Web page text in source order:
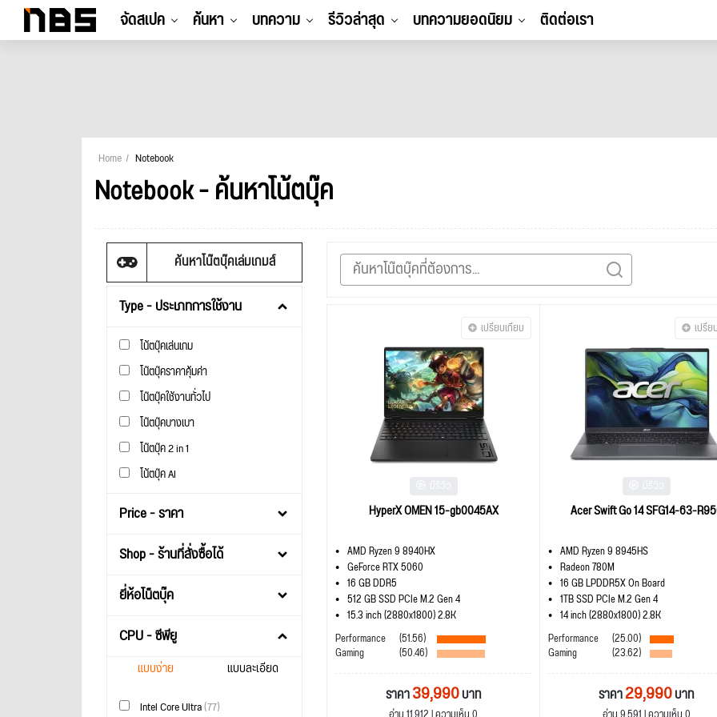
จัดสเปค ค้นหา บทความ รีวิวล่าสุด บทความยอดนิยม ติดต่อเรา
Home Notebook
Notebook - ค้นหาโน้ตบุ๊ค
ค้นหาโน๊ตบุ๊คเล่มเกมส์
Type - ประเภทการใช้งาน
โน้ตบุ๊คเล่นเกม
โน๊ตบุ๊คราคาคุ้มค่า
โน๊ตบุ๊คใช้งานทั่วไป
โน๊ตบุ๊คบางเบา
โน๊ตบุ๊ค 2 in 1
โน้ตบุ๊ค AI
Price - ราคา
Shop - ร้านที่สั่งซื้อได้
ยี่ห้อโน็ตบุ๊ค
CPU - ซีพียู
แบบง่าย แบบละเอียด
Intel Core Ultra(77)
เปรียบเทียบ
HyperX OMEN 15-gb0045AX
AMD Ryzen 9 8940HX
GeForce RTX 5060
16 GB DDR5
512 GB SSD PCIe M.2 Gen 4
15.3 inch (2880x1800) 2.8K
Performance
(51.56)
Gaming (50.46)
ราคา39,990บาท
เปรี
Acer Swift Go 14 SFG14-63-
AMD Ryzen 9 8945HS
Radeon 780M
16 GB LPDDR5X On Board
1TB SSD PCIe M.2 Gen 4
14 inch (2880x1800) 2.8K
Performance
(25.00)
Gaming (23.62)
ราคา29,990บาท